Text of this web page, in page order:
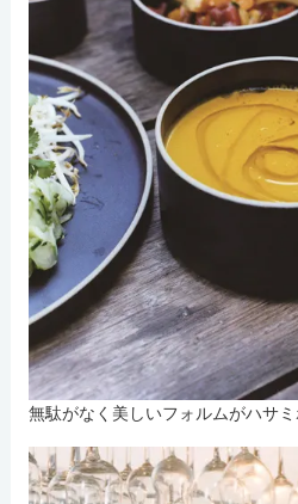
無駄がなく美しいフォルムがハサ